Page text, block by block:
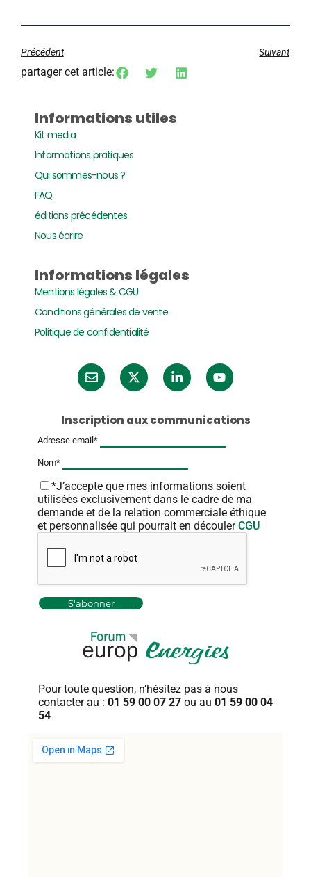
Précédent Suivant
partager cet article:
Informations utiles
Kit media
Informations pratiques
Qui sommes-nous ?
FAQ
éditions précédentes
Nous écrire
Informations légales
Mentions légales & CGU
Conditions générales de vente
Politique de confidentialité
Inscription aux communications
Adresse email*
Nom*
*J’accepte que mes informations soient
utilisées exclusivement dans le cadre de ma
demande et de la relation commerciale éthique
et personnalisée qui pourrait en découlerCGU
Pour toute question, n’hésitez pas à nous
contacter au : 01 59 00 07 27 ou au 01 59 00 04
54